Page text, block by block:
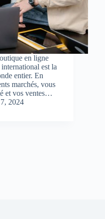
en ligne
est la
entier. En
marchés, vous
et vos ventes…
2024